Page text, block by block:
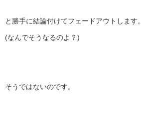
と勝手に結論付けてフェードアウトします。
(なんでそうなるのよ？)
そうではないのです。